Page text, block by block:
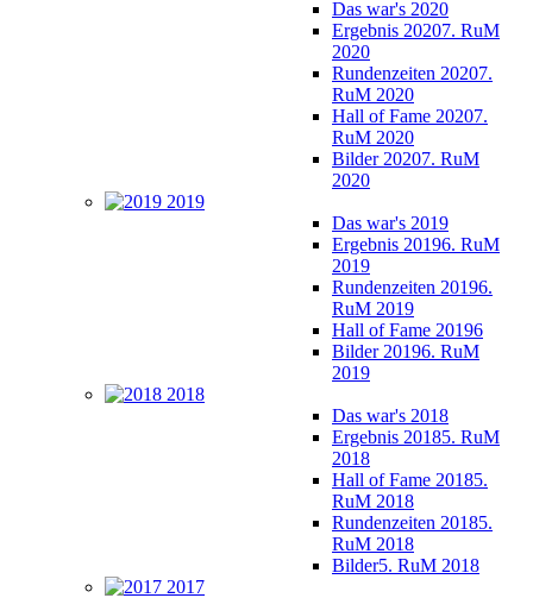
Das war's 2020
Ergebnis 20207. RuM
2020
Rundenzeiten 20207.
RuM 2020
Hall of Fame 20207.
RuM 2020
Bilder 20207. RuM
2020
2019
Das war's 2019
Ergebnis 20196. RuM
2019
Rundenzeiten 20196.
RuM 2019
Hall of Fame 20196
Bilder 20196. RuM
2019
2018
Das war's 2018
Ergebnis 20185. RuM
2018
Hall of Fame 20185.
RuM 2018
Rundenzeiten 20185.
RuM 2018
Bilder5. RuM 2018
2017